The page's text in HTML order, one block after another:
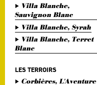
Villa Blanche,
Sauvignon Blanc
Villa Blanche, Syrah
Villa Blanche, Terret
Blanc
LES TERROIRS
Corbières, L'Aventure